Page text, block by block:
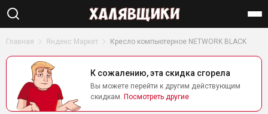
Найти
Главная Яндекс Маркет Кресло компьютерное NETWORK BLACK
К сожалению, эта скидка сгорела
Вы можете перейти к другим действующим
скидкам. Посмотреть другие